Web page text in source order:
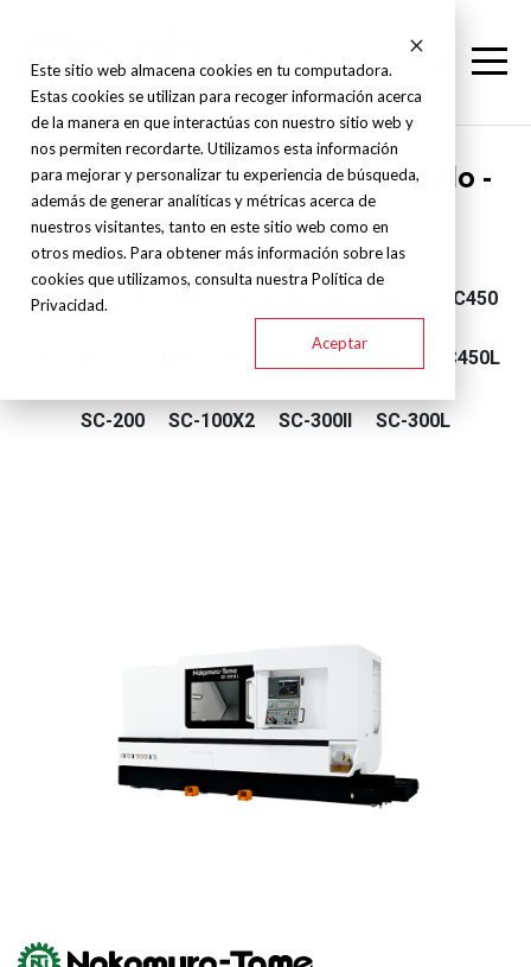
Este sitio web almacena cookies en tu computadora.
Estas cookies se utilizan para recoger información acerca
de la manera en que interactúas con nuestro sitio web y
nos permiten recordarte. Utilizamos esta información
para mejorar y personalizar tu experiencia de búsqueda,
además de generar analíticas y métricas acerca de
nuestros visitantes, tanto en este sitio web como en
otros medios. Para obtener más información sobre las
cookies que utilizamos, consulta nuestra Política de
Privacidad.
Aceptar
Nakamura Tome - Doble Husillo -
SC
SC-450L SC450
SC-200IIL SC450L
SC-200 SC-100X2 SC-300II SC-300L